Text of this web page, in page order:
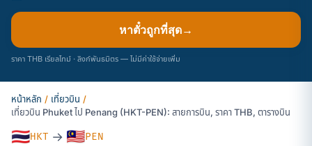
หาตั๋วถูกที่สุด→
ราคา THB เรียลไทม์ · ลิงก์พันธมิตร — ไม่มีค่าใช้จ่ายเพิ่ม
หน้าหลัก / เที่ยวบิน /
เที่ยวบิน Phuket ไป Penang (HKT-PEN): สายการบิน, ราคา THB, ตารางบิน
🇹🇭HKT → 🇲🇾PEN